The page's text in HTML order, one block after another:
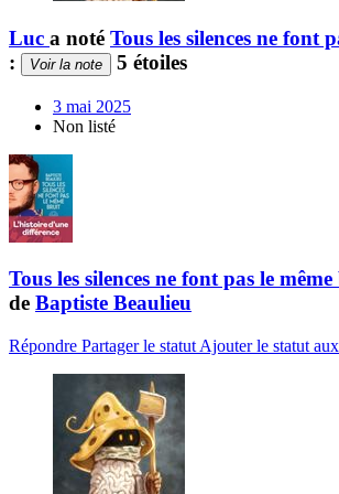
Luc a noté Tous les silences ne font
:
Voir la note 5 étoiles
3 mai 2025
Non listé
Tous les silences ne font pas le
de Baptiste Beaulieu
Répondre Partager le statut Ajouter le statut